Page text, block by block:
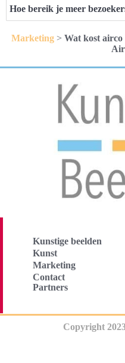
Hoe bereik je meer
Marketing > Wat kost
Kunstige beelden
Kunst
Marketing
Contact
Partners
Copyright